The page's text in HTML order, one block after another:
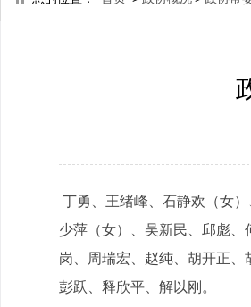
领导之窗
政协章程
常委会
丁勇、王绪峰、石静欢（女
少萍（女）、吴新民、邱彪
岗、周瑞宏、赵纯、胡开正
彭跃、释欣平、解以刚。